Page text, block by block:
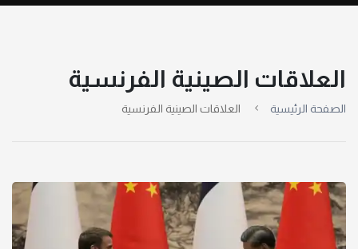
العلاقات الصينية الفرنسية
الصفحة الرئيسية العلاقات الصينية الفرنسية